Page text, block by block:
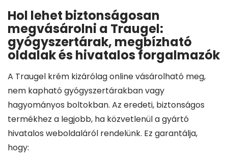
Hol lehet biztonságosan
megvásárolni a Traugel:
gyógyszertárak, megbízható
oldalak és hivatalos forgalmazók
A Traugel krém kizárólag online vásárolható meg,
nem kapható gyógyszertárakban vagy
hagyományos boltokban. Az eredeti, biztonságos
termékhez a legjobb, ha közvetlenül a gyártó
hivatalos weboldaláról rendelünk. Ez garantálja,
hogy: